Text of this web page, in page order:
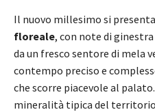
Il nuovo millesimo si
floreale, con note di
da un fresco sentore di mela
contempo preciso e
che scorre piacevole al
mineralità tipica del